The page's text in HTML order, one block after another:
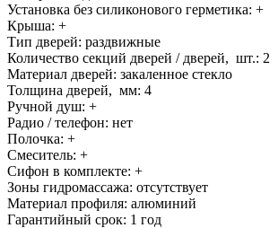
Установка без силиконового герметика: +
Крыша: +
Тип дверей: раздвижные
Количество секций дверей / дверей, шт.: 2
Материал дверей: закаленное стекло
Толщина дверей, мм: 4
Ручной душ: +
Радио / телефон: нет
Полочка: +
Смеситель: +
Сифон в комплекте: +
Зоны гидромассажа: отсутствует
Материал профиля: алюминий
Гарантийный срок: 1 год